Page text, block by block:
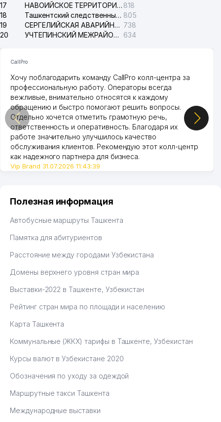
17
НАВОИЙСКОЕ ТЕРРИТОРИАЛЬНОЕ ПРЕДПРИЯТИЕ ЭЛЕКТРОСЕТИ АО 818
18
Ташкентский следственный изолятор 805
19
СЕРГЕЛИЙСКАЯ АВАРИЙНАЯ СЛУЖБА ЭЛЕКТРОСЕТИ 738
20
УЧТЕПИНСКИЙ МЕЖРАЙОННЫЙ СУД ПО ГРАЖДАНСКИМ ДЕЛАМ 634
CallPro
Хочу поблагодарить команду CallPro колл-центра за
профессиональную работу. Операторы всегда
вежливые, внимательно относятся к каждому
обращению и быстро помогают решить вопросы.
Отдельно хочется отметить грамотную речь,
ответственность и оперативность. Благодаря их
работе значительно улучшилось качество
обслуживания клиентов. Рекомендую этот колл-центр
как надежного партнера для бизнеса.
Vip Brand 31.07.2026 11:43:39
Полезная информация
Автобусные маршруты Ташкента
Памятка для абитуриентов
Расстояние между городами Узбекистана
Домены верхнего уровня стран мира
Выставки-2022 в Ташкенте, Узбекистан
Рейтинг стран мира по площади и населению
Карта Ташкента
Коммунальные (ЖКХ) тарифы в Ташкенте, Узбекистан
Курсы валют в Узбекистане 2020
Обозначения по уходу за одеждой
Маршрутные такси Ташкента
Международные выставки